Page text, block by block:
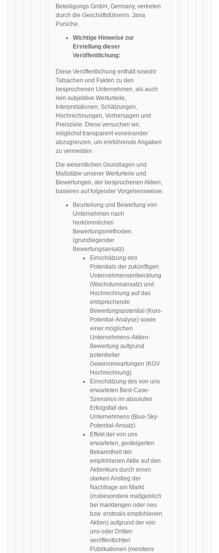
Beteiligungs GmbH, Germany, vertreten
durch die Geschäftsführerin: Jana
Pursche.
Wichtige Hinweise zur
Erstellung dieser
Veröffentlichung:
Diese Veröffentlichung enthält sowohl
Tatsachen und Fakten zu den
besprochenen Unternehmen, als auch
rein subjektive Werturteile,
Interpretationen, Schätzungen,
Hochrechnungen, Vorhersagen und
Preisziele. Diese versuchen wir,
möglichst transparent voneinander
abzugrenzen, um irreführende Angaben
zu vermeiden.
Die wesentlichen Grundlagen und
Maßstäbe unserer Werturteile und
Bewertungen, der besprochenen Aktien,
basieren auf folgender Vorgehensweise:
Beurteilung und Bewertung von
Unternehmen nach
herkömmlichen
Bewertungsmethoden
(grundlegender
Bewertungsansatz)
Einschätzung des
Potentials der zukünftigen
Unternehmensentwicklung
(Wachstumsansatz) und
Hochrechnung auf das
entsprechende
Bewertungspotential (Kurs-
Potential-Analyse) sowie
einer möglichen
Unternehmens-Aktien-
Bewertung aufgrund
potentieller
Gewinnerwartungen (KGV
Hochrechnung)
Einschätzung des von uns
erwarteten Best-Case-
Szenarios im absoluten
Erfolgsfall des
Unternehmens (Blue-Sky-
Potential-Ansatz)
Effekt der von uns
erwarteten, gesteigerten
Bekanntheit der
empfohlenen Aktie auf den
Aktienkurs durch einen
starken Anstieg der
Nachfrage am Markt
(insbesondere maßgeblich
bei marktengen oder neu
bzw. erstmals empfohlenen
Aktien) aufgrund der von
uns oder Dritten
veröffentlichten
Publikationen (meistens